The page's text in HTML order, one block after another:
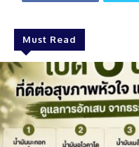
Must Read